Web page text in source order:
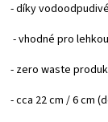
- díky
- vhodné pro
- zero waste
- cca 22 cm / 6 cm